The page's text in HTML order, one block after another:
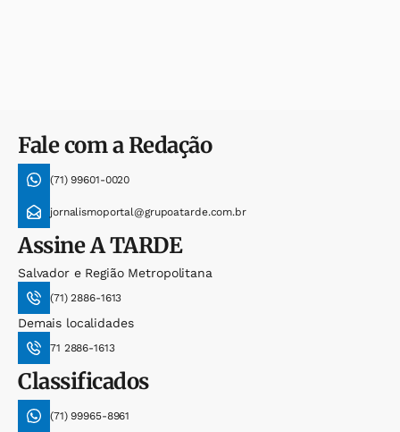
Fale com a Redação
(71) 99601-0020
jornalismoportal@grupoatarde.com.br
AssineA TARDE
Salvador e Região Metropolitana
(71) 2886-1613
Demais localidades
71 2886-1613
Classificados
(71) 99965-8961